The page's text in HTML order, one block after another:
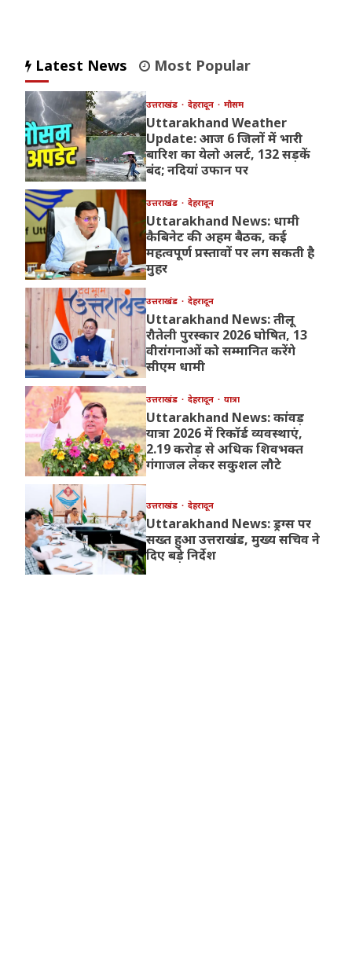
Latest News Most Popular
उत्तराखंड देहरादून मौसम
Uttarakhand Weather
Update: आज 6 जिलों में भारी
बारिश का येलो अलर्ट, 132 सड़कें
बंद; नदियां उफान पर
उत्तराखंड देहरादून
Uttarakhand News: धामी
कैबिनेट की अहम बैठक, कई
महत्वपूर्ण प्रस्तावों पर लग सकती है
मुहर
उत्तराखंड देहरादून
Uttarakhand News: तीलू
रौतेली पुरस्कार 2026 घोषित, 13
वीरांगनाओं को सम्मानित करेंगे
सीएम धामी
उत्तराखंड देहरादून यात्रा
Uttarakhand News: कांवड़
यात्रा 2026 में रिकॉर्ड व्यवस्थाएं,
2.19 करोड़ से अधिक शिवभक्त
गंगाजल लेकर सकुशल लौटे
उत्तराखंड देहरादून
Uttarakhand News: ड्रग्स पर
सख्त हुआ उत्तराखंड, मुख्य सचिव ने
दिए बड़े निर्देश